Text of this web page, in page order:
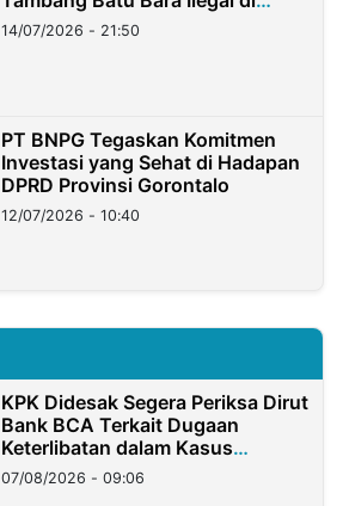
Lampung
14/07/2026 - 21:50
PT BNPG Tegaskan Komitmen
Investasi yang Sehat di Hadapan
DPRD Provinsi Gorontalo
12/07/2026 - 10:40
KPK Didesak Segera Periksa Dirut
Bank BCA Terkait Dugaan
Keterlibatan dalam Kasus
Hilangnya Dana Nasabah Rp2,58
Miliar
07/08/2026 - 09:06